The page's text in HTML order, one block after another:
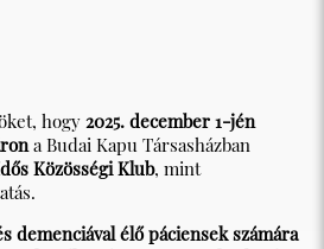
hogy 2025. december 1-jén
a Budai Kapu Társasházban
Közösségi Klub, mint
demenciával élő páciensek számára